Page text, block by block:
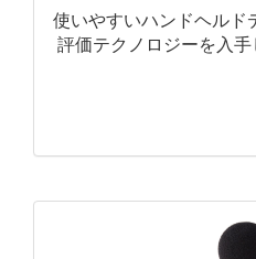
使いやすいハンドヘルド
評価テクノロジーを入